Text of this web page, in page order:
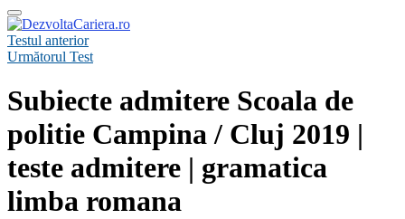
Testul anterior
Următorul Test
Subiecte admitere Scoala de
politie Campina / Cluj 2019 |
teste admitere | gramatica
limba romana